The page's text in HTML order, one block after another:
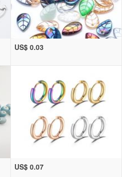
US$ 0.03
US$ 0.07